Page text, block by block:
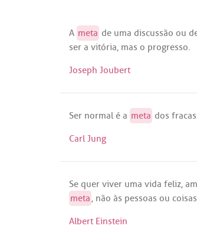
A meta de uma discussão ou
ser a vitória, mas o progresso.
Joseph Joubert
Ser normal é a meta dos
Carl Jung
Se quer viver uma vida feliz,
meta , não às pessoas ou coisas
Albert Einstein